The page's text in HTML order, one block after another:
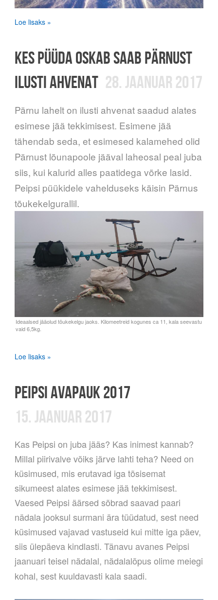
Loe lisaks »
KES PÜÜDA OSKAB SAAB PÄRNUST
ILUSTI AHVENAT 28. JAANUAR 2017
Pärnu lahelt on ilusti ahvenat saadud alates
esimese jää tekkimisest. Esimene jää
tähendab seda, et esimesed kalamehed olid
Pärnust lõunapoole jääval laheosal peal juba
siis, kui kalurid alles paatidega võrke lasid.
Peipsi püükidele vahelduseks käisin Pärnus
tõukekelgurallil.
Loe lisaks »
PEIPSI AVAPAUK 2017
15. JAANUAR 2017
Kas Peipsi on juba jääs? Kas inimest kannab?
Millal piirivalve võiks järve lahti teha? Need on
küsimused, mis erutavad iga tõsisemat
sikumeest alates esimese jää tekkimisest.
Vaesed Peipsi äärsed sõbrad saavad paari
nädala jooksul surmani ära tüüdatud, sest need
küsimused vajavad vastuseid kui mitte iga päev,
siis ülepäeva kindlasti. Tänavu avanes Peipsi
jaanuari teisel nädalal, nädalalõpus olime meiegi
kohal, sest kuuldavasti kala saadi.